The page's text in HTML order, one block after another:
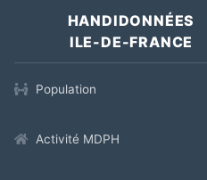
HANDIDONNÉES
ILE-DE-FRANCE
Population
Activité MDPH